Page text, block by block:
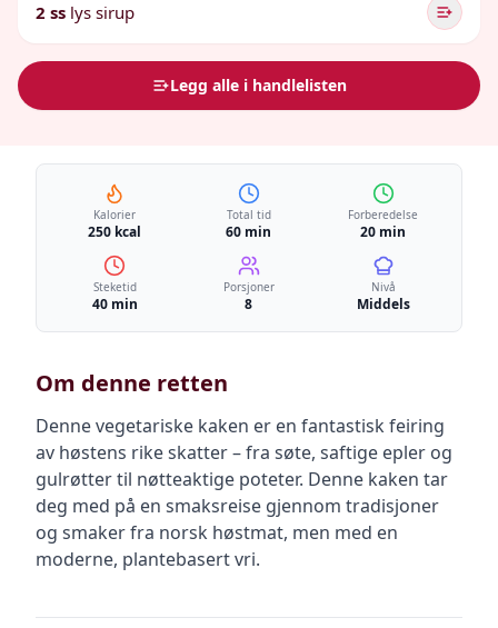
2 ss lys sirup
Legg alle i handlelisten
Kalorier
250 kcal
Total tid
60 min
Forberedelse
20 min
Steketid
40 min
Porsjoner
8
Nivå
Middels
Om denne retten
Denne vegetariske kaken er en fantastisk feiring
av høstens rike skatter – fra søte, saftige epler og
gulrøtter til nøtteaktige poteter. Denne kaken tar
deg med på en smaksreise gjennom tradisjoner
og smaker fra norsk høstmat, men med en
moderne, plantebasert vri.